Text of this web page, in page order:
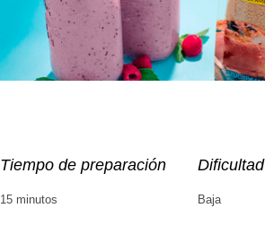
Tiempo de preparación
15 minutos
Dificultad
Baja